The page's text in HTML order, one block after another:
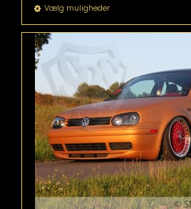
Vælg mulighederDette
vare
har
flere
varianter.
Mulighederne
kan
vælges
på
varesiden